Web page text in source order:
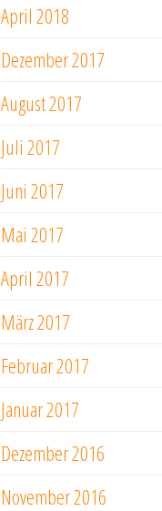
April 2018
Dezember 2017
August 2017
Juli 2017
Juni 2017
Mai 2017
April 2017
März 2017
Februar 2017
Januar 2017
Dezember 2016
November 2016